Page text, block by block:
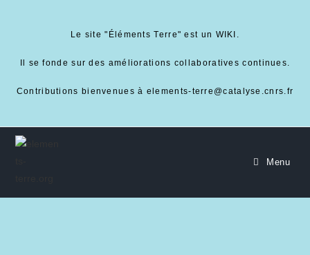
Le site "Éléments Terre" est un WIKI.
Il se fonde sur des améliorations collaboratives continues.
Contributions bienvenues à elements-terre@catalyse.cnrs.fr
Menu